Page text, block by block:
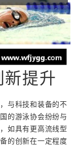
提升
与科技和装备的不
的游泳协会纷纷与
如具有更高流线型
的创新在一定程度